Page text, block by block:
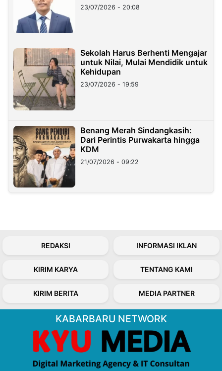
23/07/2026 - 20:08
Sekolah Harus Berhenti Mengajar
untuk Nilai, Mulai Mendidik untuk
Kehidupan
23/07/2026 - 19:59
Benang Merah Sindangkasih:
Dari Perintis Purwakarta hingga
KDM
21/07/2026 - 09:22
REDAKSI INFORMASI IKLAN
KIRIM KARYA TENTANG KAMI
KIRIM BERITA MEDIA PARTNER
KABARBARU NETWORK